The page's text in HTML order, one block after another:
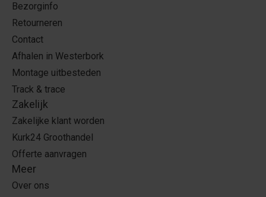
Bezorginfo
Retourneren
Contact
Afhalen in Westerbork
Montage uitbesteden
Track & trace
Zakelijk
Zakelijke klant worden
Kurk24 Groothandel
Offerte aanvragen
Meer
Over ons